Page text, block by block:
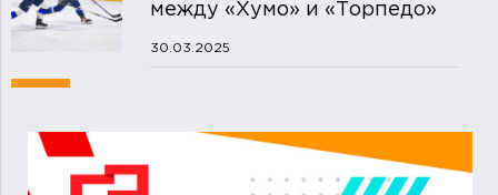
между «Хумо» и «Торпедо»
30.03.2025